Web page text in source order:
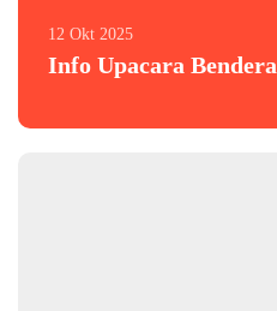
12 Okt 2025
Info Upacara Bendera